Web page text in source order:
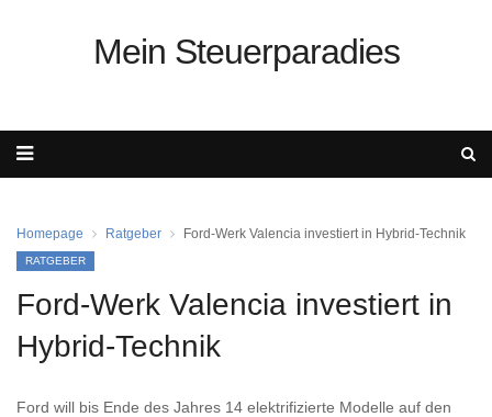
Mein Steuerparadies
Homepage Ratgeber Ford-Werk Valencia investiert in Hybrid-Technik
RATGEBER
Ford-Werk Valencia investiert in
Hybrid-Technik
Ford will bis Ende des Jahres 14 elektrifizierte Modelle auf den